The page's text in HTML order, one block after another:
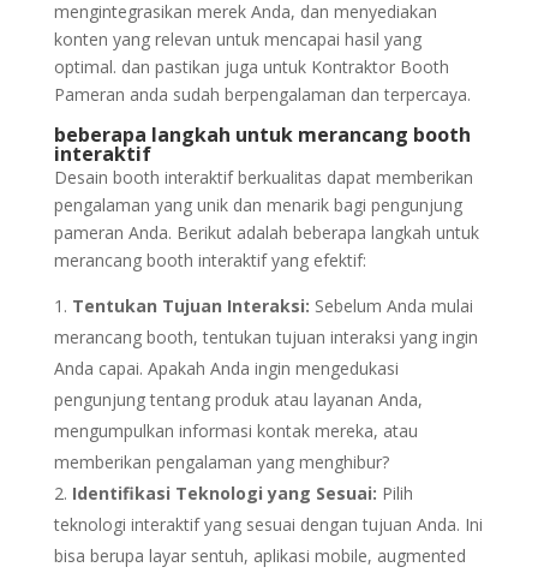
mengintegrasikan merek Anda, dan menyediakan
konten yang relevan untuk mencapai hasil yang
optimal. dan pastikan juga untuk Kontraktor Booth
Pameran anda sudah berpengalaman dan terpercaya.
beberapa langkah untuk merancang booth
interaktif
Desain booth interaktif berkualitas dapat memberikan
pengalaman yang unik dan menarik bagi pengunjung
pameran Anda. Berikut adalah beberapa langkah untuk
merancang booth interaktif yang efektif:
Tentukan Tujuan Interaksi: Sebelum Anda mulai
merancang booth, tentukan tujuan interaksi yang ingin
Anda capai. Apakah Anda ingin mengedukasi
pengunjung tentang produk atau layanan Anda,
mengumpulkan informasi kontak mereka, atau
memberikan pengalaman yang menghibur?
Identifikasi Teknologi yang Sesuai: Pilih
teknologi interaktif yang sesuai dengan tujuan Anda. Ini
bisa berupa layar sentuh, aplikasi mobile, augmented